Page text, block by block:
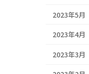
2023年5月
2023年4月
2023年3月